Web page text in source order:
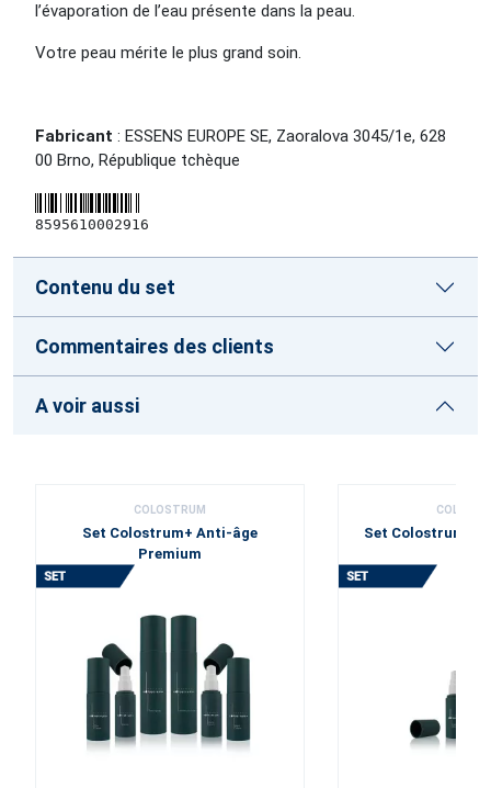
l’évaporation de l’eau présente dans la peau.
Votre peau mérite le plus grand soin.
Fabricant : ESSENS EUROPE SE, Zaoralova 3045/1e, 628
00 Brno, République tchèque
8595610002916
Contenu du set
Commentaires des clients
A voir aussi
COLOSTRUM
Set Colostrum+ Anti-âge
Premium
Set Colostrum+